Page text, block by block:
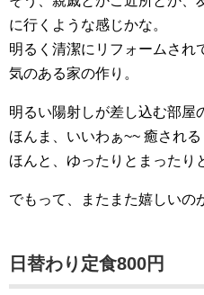
に行くような感じかな。
明るく清潔にリフォームされ
気のある家の作り。
明るい陽射しが差し込む部屋
ほんま、いいわぁ~~ 癒され
ほんと、ゆったりとまったり
でもって、またまた嬉しいの
日替わり定食800円